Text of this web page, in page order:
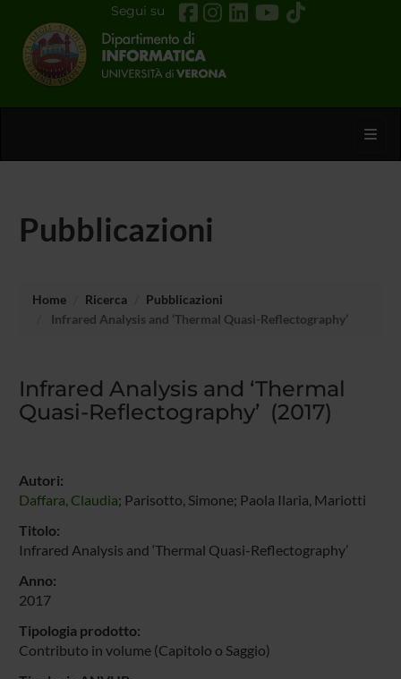
Segui su
Pubblicazioni
Home Ricerca
Pubblicazioni
Infrared Analysis and ‘Thermal Quasi-Reflectography’
Infrared Analysis and ‘Thermal
Quasi-Reflectography’ (2017)
Autori:
Daffara, Claudia; Parisotto, Simone; Paola Ilaria, Mariotti
Titolo:
Infrared Analysis and ‘Thermal Quasi-Reflectography’
Anno:
2017
Tipologia prodotto:
Contributo in volume (Capitolo o Saggio)